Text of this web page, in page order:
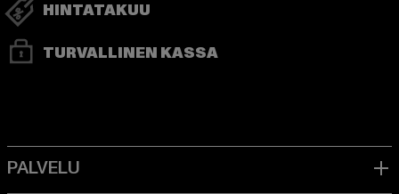
HINTATAKUU
TURVALLINEN KASSA